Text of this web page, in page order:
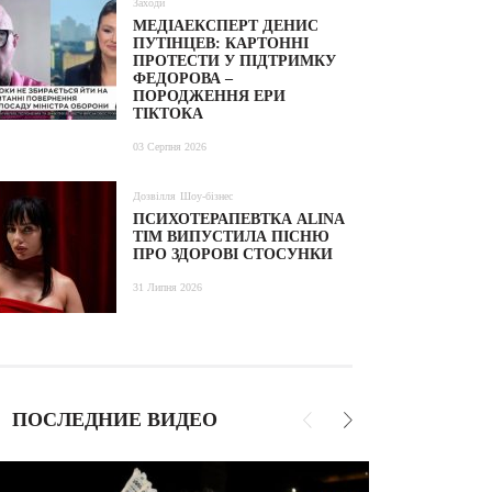
Заходи
МЕДІАЕКСПЕРТ ДЕНИС
ПУТІНЦЕВ: КАРТОННІ
ПРОТЕСТИ У ПІДТРИМКУ
ФЕДОРОВА –
ПОРОДЖЕННЯ ЕРИ
ТІКТОКА
03 Серпня 2026
Дозвілля Шоу-бізнес
ПСИХОТЕРАПЕВТКА ALINA
TIM ВИПУСТИЛА ПІСНЮ
ПРО ЗДОРОВІ СТОСУНКИ
31 Липня 2026
ПОСЛЕДНИЕ ВИДЕО